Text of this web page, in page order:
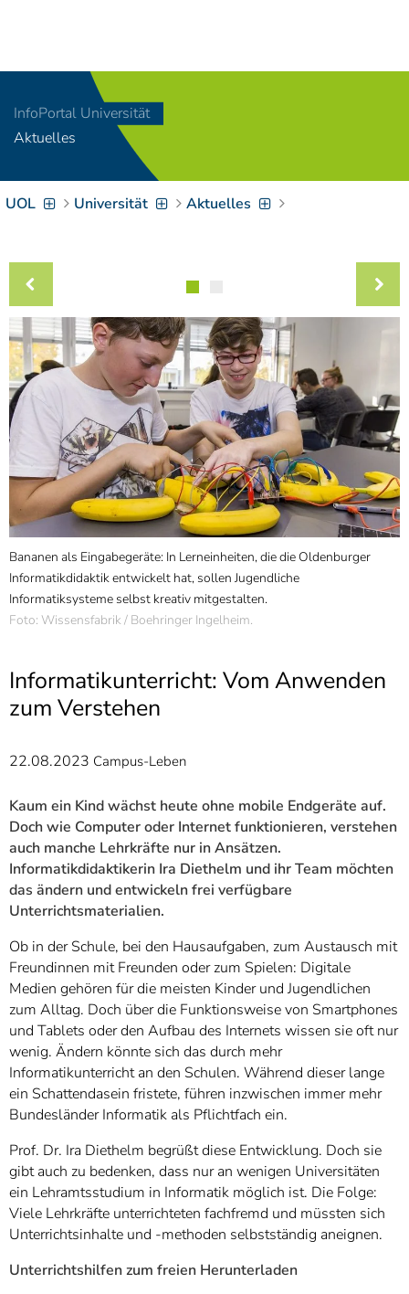
[Access-Key 8
Zum Inhalt springen
Zur Suche springen
[Access-Key 4]
Zur Hauptnavigation
Zielgruppennavigation
9]
Zur
Brotkrumennavigation
springen[ Access-Key
7]
Informationen zur
Barrierefreiheit
InfoPortal Universität
Aktuelles
UOL Universität Aktuelles
Bananen als Eingabegeräte: In Lerneinheiten, die die Oldenburger
Informatikdidaktik entwickelt hat, sollen Jugendliche
Informatiksysteme selbst kreativ mitgestalten.
Foto: Wissensfabrik / Boehringer Ingelheim.
Informatikunterricht: Vom Anwenden
zum Verstehen
22.08.2023 Campus-Leben
Kaum ein Kind wächst heute ohne mobile Endgeräte auf.
Doch wie Computer oder Internet funktionieren, verstehen
auch manche Lehrkräfte nur in Ansätzen.
Informatikdidaktikerin Ira Diethelm und ihr Team möchten
das ändern und entwickeln frei verfügbare
Unterrichtsmaterialien.
Ob in der Schule, bei den Hausaufgaben, zum Austausch mit
Freundinnen mit Freunden oder zum Spielen: Digitale
Medien gehören für die meisten Kinder und Jugendlichen
zum Alltag. Doch über die Funktionsweise von Smartphones
und Tablets oder den Aufbau des Internets wissen sie oft nur
wenig. Ändern könnte sich das durch mehr
Informatikunterricht an den Schulen. Während dieser lange
ein Schattendasein fristete, führen inzwischen immer mehr
Bundesländer Informatik als Pflichtfach ein.
Prof. Dr. Ira Diethelm begrüßt diese Entwicklung. Doch sie
gibt auch zu bedenken, dass nur an wenigen Universitäten
ein Lehramtsstudium in Informatik möglich ist. Die Folge:
Viele Lehrkräfte unterrichteten fachfremd und müssten sich
Unterrichtsinhalte und -methoden selbstständig aneignen.
Unterrichtshilfen zum freien Herunterladen